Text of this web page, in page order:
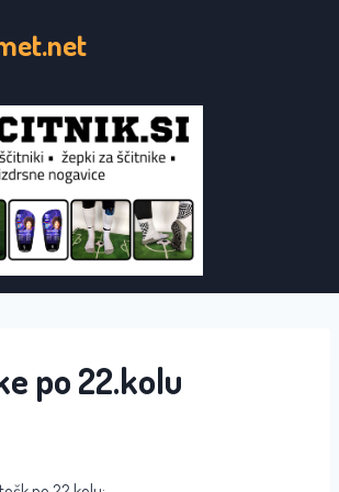
po 22.kolu